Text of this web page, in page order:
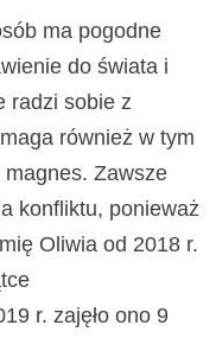
ma pogodne
do świata i
radzi sobie z
również w tym
magnes. Zawsze
konfliktu, ponieważ
Oliwia od 2018 r.
r. zajęło ono 9